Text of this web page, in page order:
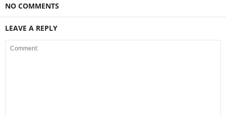
NO COMMENTS
LEAVE A REPLY